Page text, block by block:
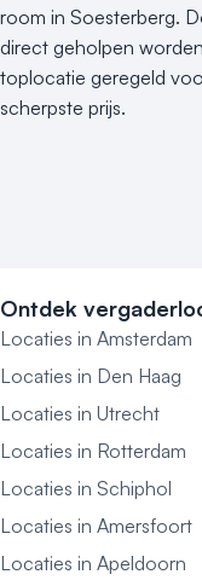
room in Soesterberg.
direct geholpen
toplocatie geregeld
scherpste prijs.
Ontdek
Locaties in Amsterdam
Locaties in Den Haag
Locaties in Utrecht
Locaties in Rotterdam
Locaties in Schiphol
Locaties in Amersfoort
Locaties in Apeldoorn